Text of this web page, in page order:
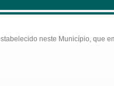
neste Município, que